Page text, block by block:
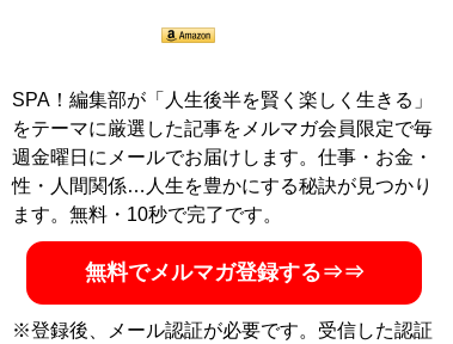
SPA！編集部が「人生後半を賢く楽しく生きる」
をテーマに厳選した記事をメルマガ会員限定で毎
週金曜日にメールでお届けします。仕事・お金・
性・人間関係…人生を豊かにする秘訣が見つかり
ます。無料・10秒で完了です。
無料でメルマガ登録する⇒⇒
※登録後、メール認証が必要です。受信した認証